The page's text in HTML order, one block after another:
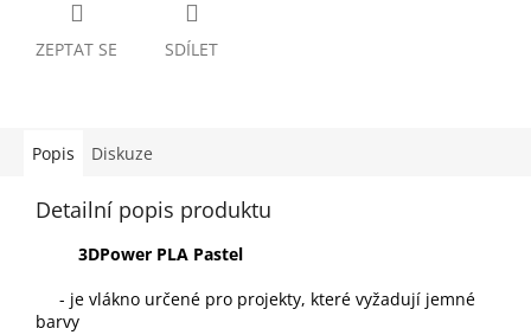
ZEPTAT SE SDÍLET
Popis Diskuze
Detailní popis produktu
3DPower PLA Pastel
- je vlákno určené pro projekty, které vyžadují jemné
barvy